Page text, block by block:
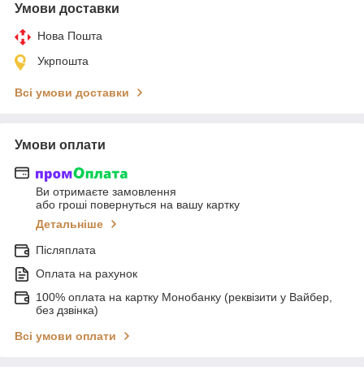
Умови доставки
Нова Пошта
Укрпошта
Всі умови доставки
Умови оплати
Ви отримаєте замовлення
або гроші повернуться на вашу картку
Детальніше
Післяплата
Оплата на рахунок
100% оплата на картку Монобанку (реквізити у Вайбер,
без дзвінка)
Всі умови оплати